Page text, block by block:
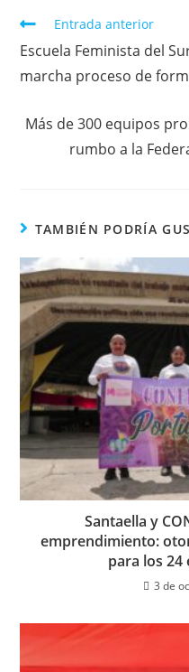
Entrada anterior
Escuela Feminista del
marcha proceso de
Más de 300 equipos
rumbo a la
TAMBIÉN PODRÍA
Santaella y
emprendimiento:
para los 24
3 de